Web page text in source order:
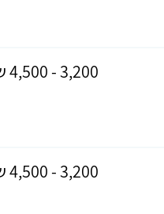
3,200 - 4,500 ש"ח
3,200 - 4,500 ש"ח